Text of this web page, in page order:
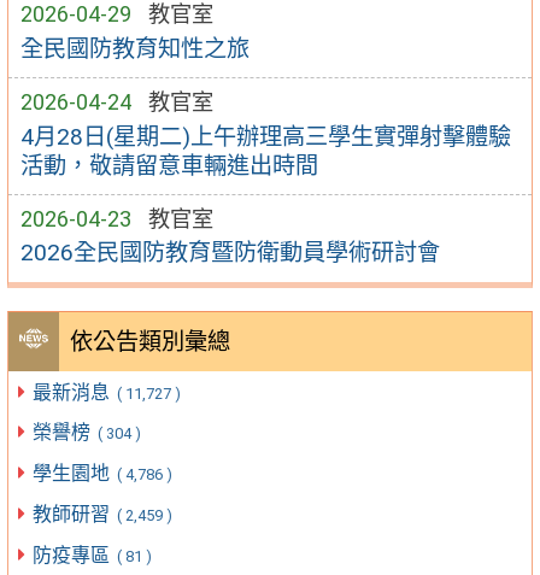
2026-04-29 教官室
全民國防教育知性之旅
2026-04-24 教官室
4月28日(星期二)上午辦理高三學生實彈射擊體驗
活動，敬請留意車輛進出時間
2026-04-23 教官室
2026全民國防教育暨防衛動員學術研討會
依公告類別彙總
最新消息 ( 11,727 )
榮譽榜 ( 304 )
學生園地 ( 4,786 )
教師研習 ( 2,459 )
防疫專區 ( 81 )